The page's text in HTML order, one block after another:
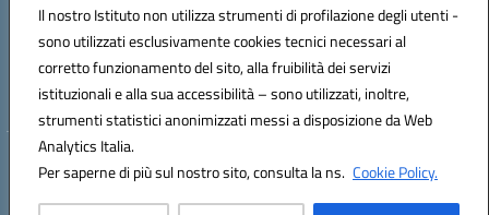
Il nostro Istituto non utilizza strumenti di profilazione degli utenti -
sono utilizzati esclusivamente cookies tecnici necessari al
corretto funzionamento del sito, alla fruibilità dei servizi
istituzionali e alla sua accessibilità – sono utilizzati, inoltre,
strumenti statistici anonimizzati messi a disposizione da Web
Analytics Italia.
Per saperne di più sul nostro sito, consulta la ns. Cookie Policy.
Codice fiscale: 80002860718
Codice meccanografico:FGMM00700X
Codice Indice delle Pubbliche Amministrazioni (IPA): istsc_fgmm00700x
Codice unico di fatturazione (CUF): UFP3H5
Hosting & Powered by 3D Solution S.r.l.
Concept & Design by Designers Italia